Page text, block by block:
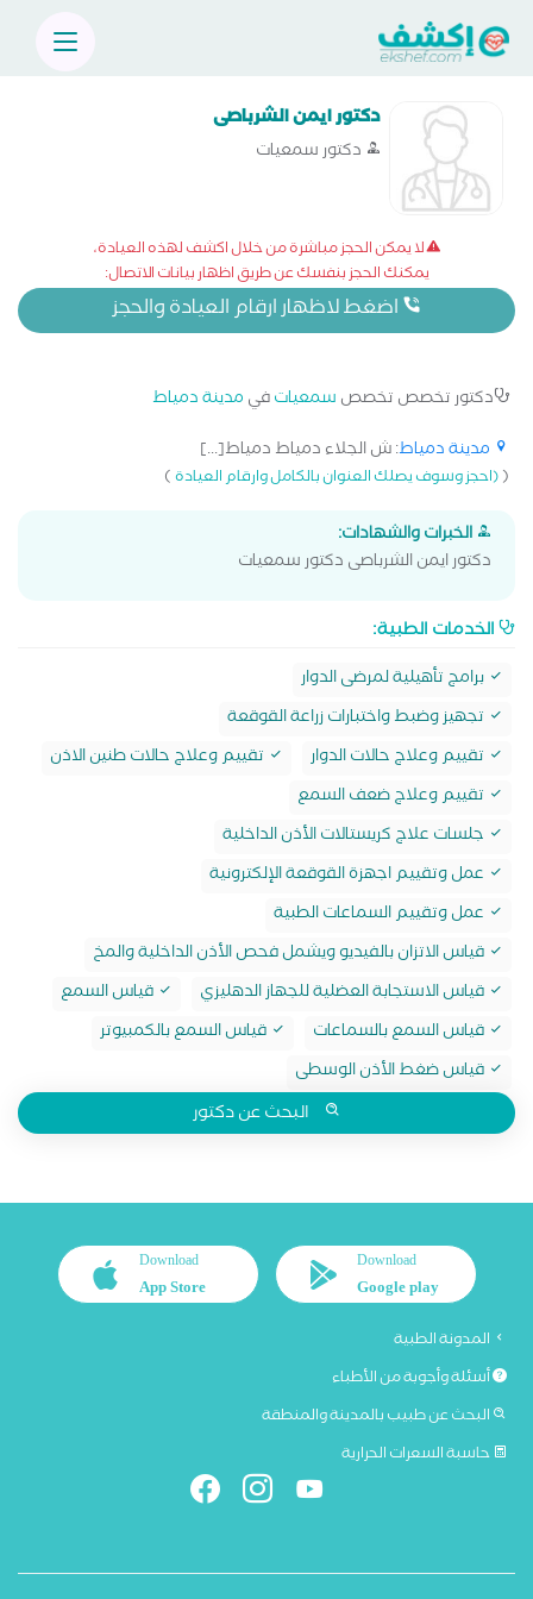
دكتور ايمن الشرباصى
دكتور سمعيات
لا يمكن الحجز مباشرة من خلال اكشف لهذه العيادة،
يمكنك الحجز بنفسك عن طريق اظهار بيانات الاتصال:
اضغط لاظهار ارقام العيادة والحجز
دكتور تخصص تخصص سمعياتفي مدينة دمياط
مدينة دمياط: ش الجلاء دمياط دمياط[...]
((احجز وسوف يصلك العنوان بالكامل وارقام العيادة)
الخبرات والشهادات:
دكتور ايمن الشرباصى دكتور سمعيات
الخدمات الطبية:
برامج تأهيلية لمرضى الدوار
تجهيز وضبط واختبارات زراعة القوقعة
تقييم وعلاج حالات الدوار
تقييم وعلاج حالات طنين الاذن
تقييم وعلاج ضعف السمع
جلسات علاج كريستالات الأذن الداخلية
عمل وتقييم اجهزة القوقعة الإلكترونية
عمل وتقييم السماعات الطبية
قياس الاتزان بالفيديو ويشمل فحص الأذن الداخلية والمخ
قياس الاستجابة العضلية للجهاز الدهليزي
قياس السمع
قياس السمع بالسماعات
قياس السمع بالكمبيوتر
قياس ضغط الأذن الوسطى
البحث عن دكتور
Download
Google play
Download
App Store
المدونة الطبية
أسئلة وأجوبة من الأطباء
البحث عن طبيب بالمدينة والمنطقة
حاسبة السعرات الحرارية